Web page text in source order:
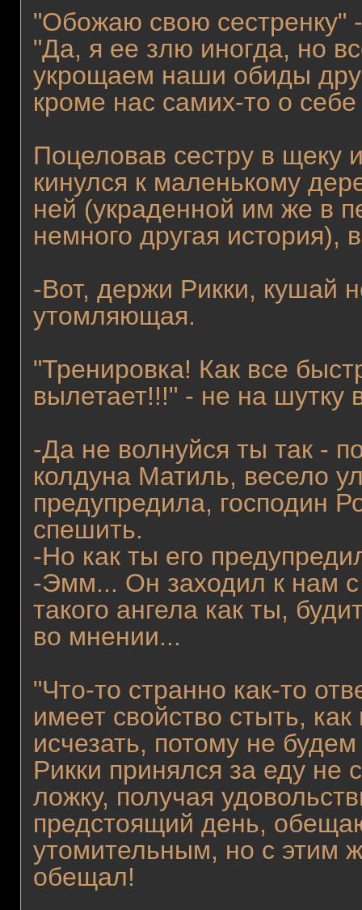
"Обожаю свою сестренку"
"Да, я ее злю иногда, но
укрощаем наши обиды
кроме нас самих-то о
Поцеловав сестру в щеку
кинулся к маленькому
ней (украденной им же в
немного другая история),
-Вот, держи Рикки, кушай
утомляющая.
"Тренировка! Как все
вылетает!!!" - не на шутку
-Да не волнуйся ты так -
колдуна Матиль, весело
предупредила, господин
спешить.
-Но как ты его
-Эмм... Он заходил к нам
такого ангела как ты,
во мнении...
"Что-то странно как-то
имеет свойство стыть,
исчезать, потому не
Рикки принялся за еду не
ложку, получая
предстоящий день,
утомительным, но с этим
обещал!